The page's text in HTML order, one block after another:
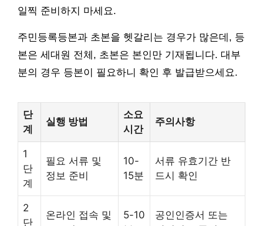
일찍 준비하지 마세요.
주민등록등본과 초본을 헷갈리는 경우가 많은데, 등
본은 세대원 전체, 초본은 본인만 기재됩니다. 대부
분의 경우 등본이 필요하니 확인 후 발급받으세요.
단
계
실행 방법
소요
시간
주의사항
1
단
계
필요 서류 및
정보 준비
10-
15분
서류 유효기간 반
드시 확인
2
단
온라인 접속 및
5-10
공인인증서 또는